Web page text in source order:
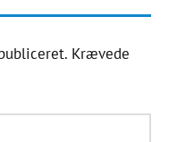
Krævede